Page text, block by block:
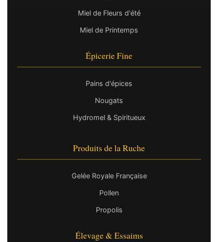
Miel de Fleurs d'été
Miel de Printemps
Épicerie Fine
Pains d'épices
Nougats
Hydromel & Spiritueux
Produits de la Ruche
Gelée Royale Française
Pollen
Propolis
Élevage & Essaims